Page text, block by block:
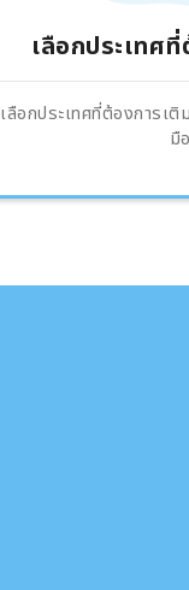
เลือกประเทศ
เลือกประเทศที่ต้องการเ
มื